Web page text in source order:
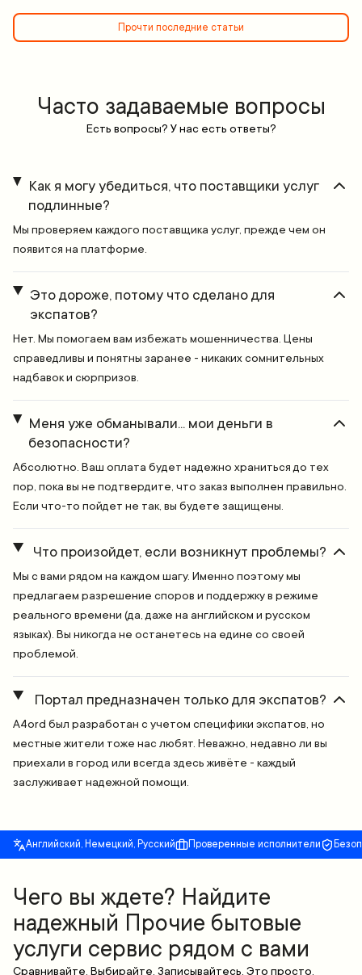
Прочти последние статьи
Часто задаваемые вопросы
Есть вопросы? У нас есть ответы?
Как я могу убедиться, что поставщики услуг
подлинные?
Мы проверяем каждого поставщика услуг, прежде чем он
появится на платформе.
Это дороже, потому что сделано для
экспатов?
Нет. Мы помогаем вам избежать мошенничества. Цены
справедливы и понятны заранее - никаких сомнительных
надбавок и сюрпризов.
Меня уже обманывали... мои деньги в
безопасности?
Абсолютно. Ваш оплата будет надежно храниться до тех
пор, пока вы не подтвердите, что заказ выполнен правильно.
Если что-то пойдет не так, вы будете защищены.
Что произойдет, если возникнут проблемы?
Мы с вами рядом на каждом шагу. Именно поэтому мы
предлагаем разрешение споров и поддержку в режиме
реального времени (да, даже на английском и русском
языках). Вы никогда не останетесь на едине со своей
проблемой.
Портал предназначен только для экспатов?
A4ord был разработан с учетом специфики экспатов, но
местные жители тоже нас любят. Неважно, недавно ли вы
приехали в город или всегда здесь живёте - каждый
заслуживает надежной помощи.
Английский, Немецкий, Русский Проверенные исполнители
Чего вы ждете? Найдите
надежный Прочие бытовые
услуги сервис рядом с вами
Сравнивайте. Выбирайте. Записывайтесь. Это просто.